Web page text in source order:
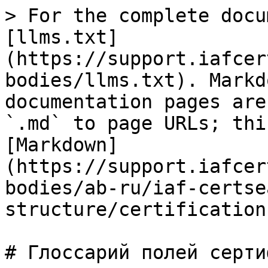
> For the complete
[llms.txt]
(https://
bodies/llms.txt).
documentation pages
`.md` to page URLs;
[Markdown]
(https://
bodies/ab-ru/iaf-
structure/
# Глоссарий полей